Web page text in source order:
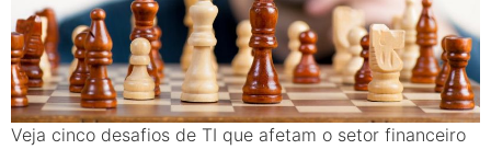
Veja cinco desafios de TI que afetam o setor financeiro